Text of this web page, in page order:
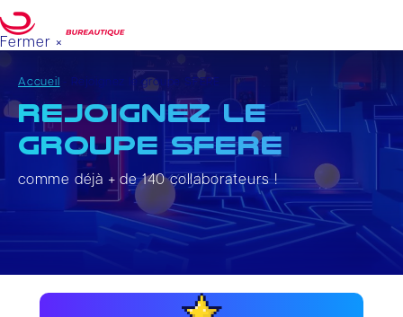
Fermer ×
Accueil - Rejoignez le groupe SFERE
Rejoignez le
groupe SFERE
comme déjà + de 140 collaborateurs !